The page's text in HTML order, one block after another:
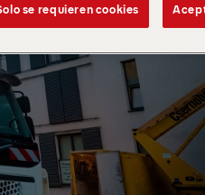
se requieren cookies